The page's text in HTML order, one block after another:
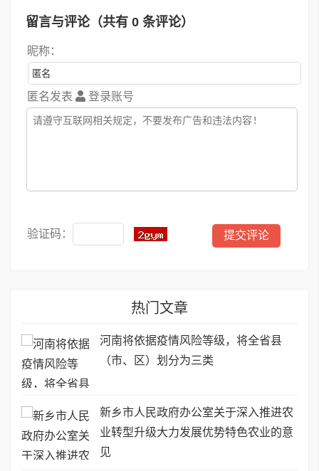
留言与评论（共有 0 条评论）
昵称：
匿名发表 登录账号
验证码：
热门文章
河南将依据疫情风险等级，将全省县
（市、区）划分为三类
新乡市人民政府办公室关于深入推进农
业转型升级大力发展优势特色农业的意
见